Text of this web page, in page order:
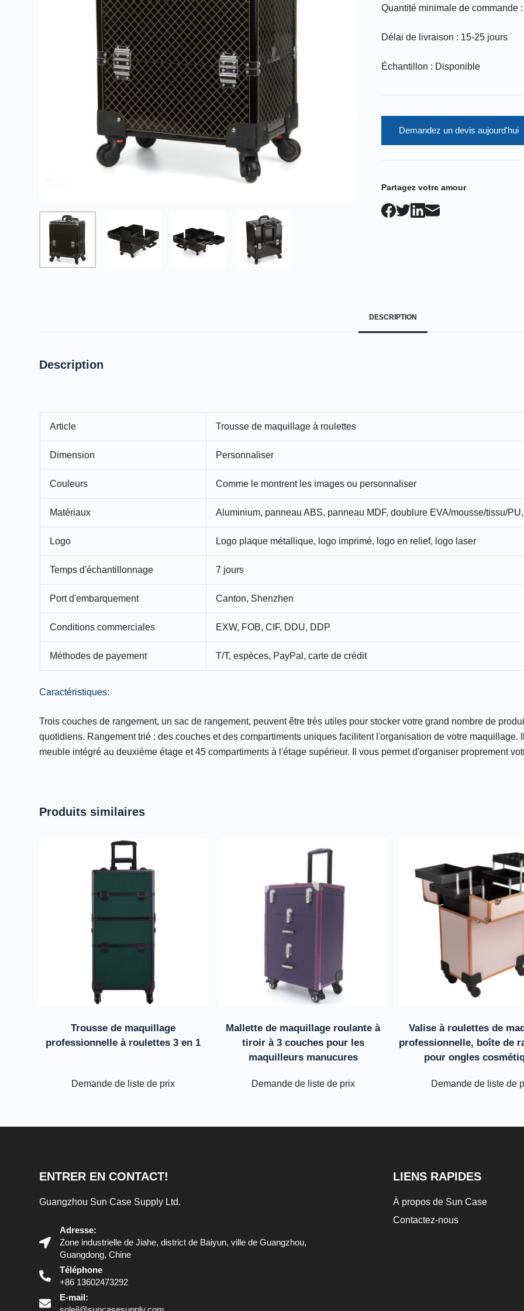
Quantité minimale de commande
Délai de livraison : 15-25 jours
Échantillon : Disponible
Demandez un devis aujourd'hui
Partagez votre amour
DESCRIPTION
Description
Article Trousse de maquillage à roulettes
Dimension Personnaliser
Couleurs Comme le montrent les images ou personnaliser
Matériaux Aluminium, panneau ABS, panneau MDF, doublure EVA/mousse/tissu/
Logo Logo plaque métallique, logo imprimé, logo en relief, logo laser
Temps d'échantillonnage 7 jours
Port d'embarquement Canton, Shenzhen
Conditions commerciales EXW, FOB, CIF, DDU, DDP
Méthodes de payement T/T, espèces, PayPal, carte de crédit
Caractéristiques:
Trois couches de rangement, un sac de rangement, peuvent être très utiles pour stocker votre grand nombre de
quotidiens. Rangement trié : des couches et des compartiments uniques facilitent l'organisation de votre maquillage.
meuble intégré au deuxième étage et 45 compartiments à l'étage supérieur. Il vous permet d'organiser proprement
Produits similaires
Trousse de maquillage
professionnelle à roulettes 3 en 1
Demande de liste de prix
Mallette de maquillage roulante à
tiroir à 3 couches pour les
maquilleurs manucures
Demande de liste de prix
Valise à roulettes de
professionnelle, boîte de
pour ongles
Demande de liste de
ENTRER EN CONTACT!
Guangzhou Sun Case Supply Ltd.
Adresse:
Zone industrielle de Jiahe, district de Baiyun, ville de Guangzhou,
Guangdong, Chine
Téléphone
+86 13602473292
E-mail:
LIENS RAPIDES
À propos de Sun Case
Contactez-nous